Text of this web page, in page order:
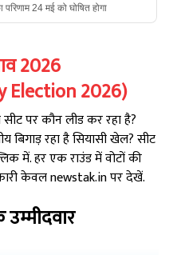
2026
Election2026)
सीट पर कौन लीड कर रहा है?
बिगाड़ रहा है सियासी खेल? सीट
में. हर एक राउंड में वोटों की
केवल newstak.in पर देखें.